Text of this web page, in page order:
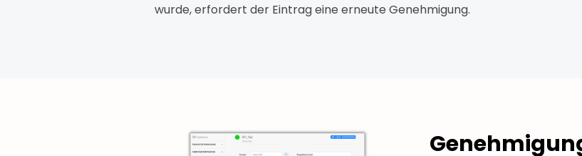
wurde, erfordert der Eintrag eine erneute Genehmigung.